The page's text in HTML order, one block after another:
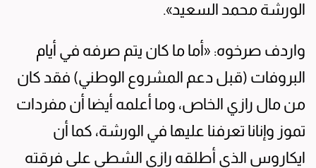
الورشة محمد السعيد».
واردف صرخوه: «أما ما كان يتم صرفه في أيام
البروفات (قبل دعم المشروع الوطني) فقد كان
من مال رازي الخاص، وما أعلمه أيضا أن مفردات
تموز وإنانا تعرفنا عليها في الورشة، كما أن
ايكاروس الذي أطلقه رازي الشطي على فرقته